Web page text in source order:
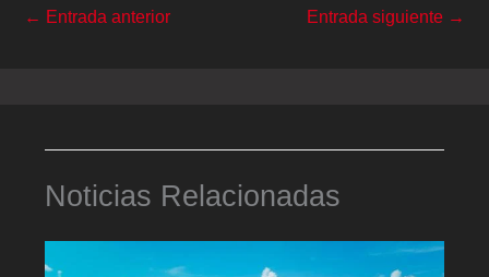
← Entrada anterior Entrada siguiente →
Noticias Relacionadas